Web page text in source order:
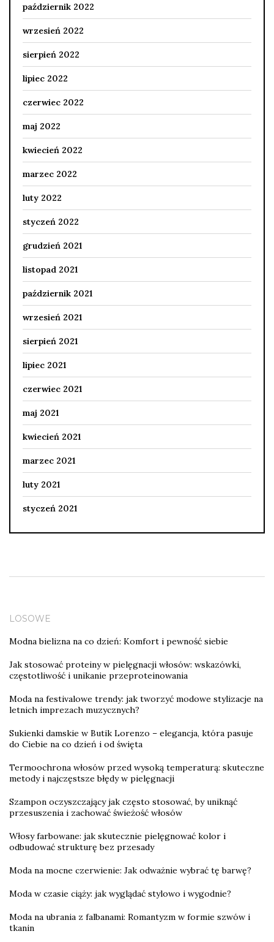
październik 2022
wrzesień 2022
sierpień 2022
lipiec 2022
czerwiec 2022
maj 2022
kwiecień 2022
marzec 2022
luty 2022
styczeń 2022
grudzień 2021
listopad 2021
październik 2021
wrzesień 2021
sierpień 2021
lipiec 2021
czerwiec 2021
maj 2021
kwiecień 2021
marzec 2021
luty 2021
styczeń 2021
LOSOWE
Modna bielizna na co dzień: Komfort i pewność siebie
Jak stosować proteiny w pielęgnacji włosów: wskazówki,
częstotliwość i unikanie przeproteinowania
Moda na festivalowe trendy: jak tworzyć modowe stylizacje na
letnich imprezach muzycznych?
Sukienki damskie w Butik Lorenzo – elegancja, która pasuje
do Ciebie na co dzień i od święta
Termoochrona włosów przed wysoką temperaturą: skuteczne
metody i najczęstsze błędy w pielęgnacji
Szampon oczyszczający jak często stosować, by uniknąć
przesuszenia i zachować świeżość włosów
Włosy farbowane: jak skutecznie pielęgnować kolor i
odbudować strukturę bez przesady
Moda na mocne czerwienie: Jak odważnie wybrać tę barwę?
Moda w czasie ciąży: jak wyglądać stylowo i wygodnie?
Moda na ubrania z falbanami: Romantyzm w formie szwów i
tkanin